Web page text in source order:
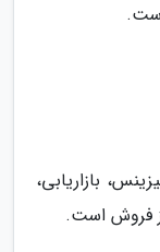
بازاریابی،
فروش است.